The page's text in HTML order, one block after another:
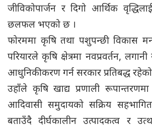
जीविकोपार्जन र दिगो आर्थिक
छलफल भएको छ ।
फोरममा कृषि तथा पशुपन्छी विकास
परियारले कृषि क्षेत्रमा नवप्रवर्तन,
आधुनिकीकरण गर्न सरकार प्रतिबद्ध
उहाँले कृषि खाद्य प्रणाली
आदिवासी समुदायको सक्रिय
बताउँदै दीर्घकालीन उत्पादकत्व र